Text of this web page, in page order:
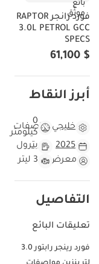
فورد رانجر RAPTOR
3.0L PETROL GCC
SPECS
$ 61,100
أبرز النقاط
خليجي مواصفات
0
كيلومتر
2025
بترول
معرض
3 ليتر
التفاصيل
تعليقات البائع
فورد رينجر رابتور 3.0
القياسية إلى مركبة
راحة فائقة على طريق
الإقليمية، يُعد اللون
للمشتري الذي يبحث عن
في جميع أنحاء الإمارات
هذه السيارة مقابل
والترفيه. في دول مجلس
الشاحنات الحديثة من
مختلفة، تُعتبر هذه
الأمثل للمشترين
مجلس التعاون الخليجي،